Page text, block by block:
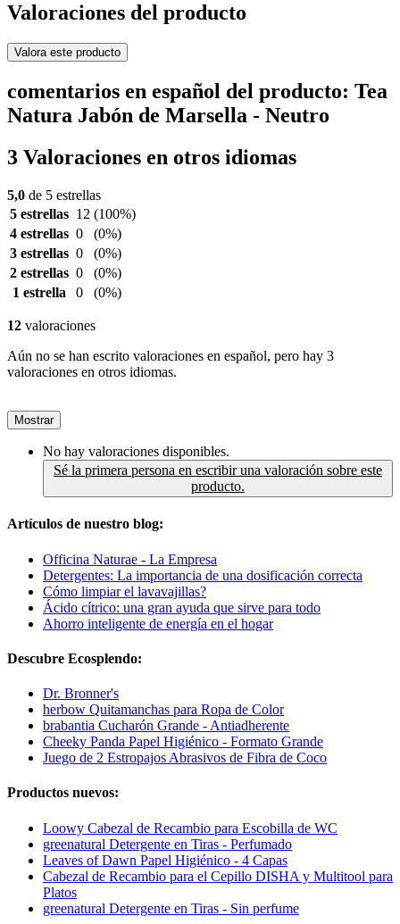
Valoraciones del producto
Valora este producto
comentarios en español del producto: Tea
Natura Jabón de Marsella - Neutro
3 Valoraciones en otros idiomas
5,0 de 5 estrellas
5 estrellas 12 (100%)
4 estrellas 0
(0%)
3 estrellas 0
(0%)
2 estrellas 0
(0%)
1 estrella
0 (0%)
12 valoraciones
Aún no se han escrito valoraciones en español, pero hay 3
valoraciones en otros idiomas.
Mostrar
No hay valoraciones disponibles.
Sé la primera persona en escribir una valoración sobre este
producto.
Artículos de nuestro blog:
Officina Naturae - La Empresa
Detergentes: La importancia de una dosificación correcta
Cómo limpiar el lavavajillas?
Ácido cítrico: una gran ayuda que sirve para todo
Ahorro inteligente de energía en el hogar
Descubre Ecosplendo:
Dr. Bronner's
herbow Quitamanchas para Ropa de Color
brabantia Cucharón Grande - Antiadherente
Cheeky Panda Papel Higiénico - Formato Grande
Juego de 2 Estropajos Abrasivos de Fibra de Coco
Productos nuevos:
Loowy Cabezal de Recambio para Escobilla de WC
greenatural Detergente en Tiras - Perfumado
Leaves of Dawn Papel Higiénico - 4 Capas
Cabezal de Recambio para el Cepillo DISHA y Multitool para
Platos
greenatural Detergente en Tiras - Sin perfume